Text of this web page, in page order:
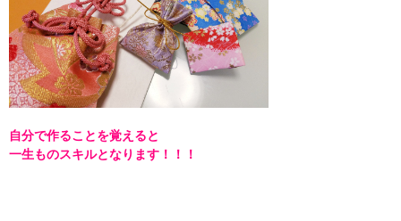
自分で作ることを覚えると
一生ものスキルとなります！！！